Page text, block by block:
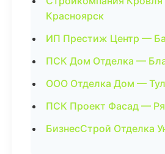
Красноярск
ИП Престиж Центр —
ПСК Дом Отделка —
ООО Отделка Дом —
ПСК Проект Фасад —
БизнесСтрой Отделка